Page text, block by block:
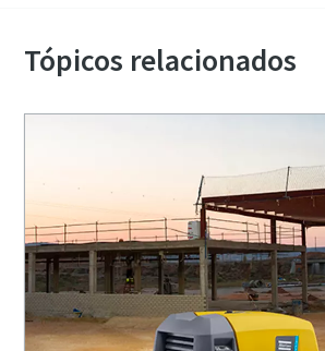
Tópicos relacionados